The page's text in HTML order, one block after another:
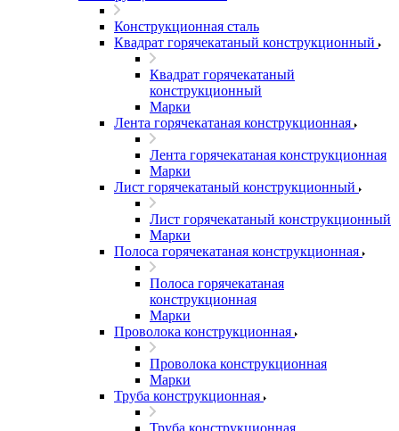
Конструкционная сталь
Квадрат горячекатаный конструкционный
Квадрат горячекатаный
конструкционный
Марки
Лента горячекатаная конструкционная
Лента горячекатаная конструкционная
Марки
Лист горячекатаный конструкционный
Лист горячекатаный конструкционный
Марки
Полоса горячекатаная конструкционная
Полоса горячекатаная
конструкционная
Марки
Проволока конструкционная
Проволока конструкционная
Марки
Труба конструкционная
Труба конструкционная